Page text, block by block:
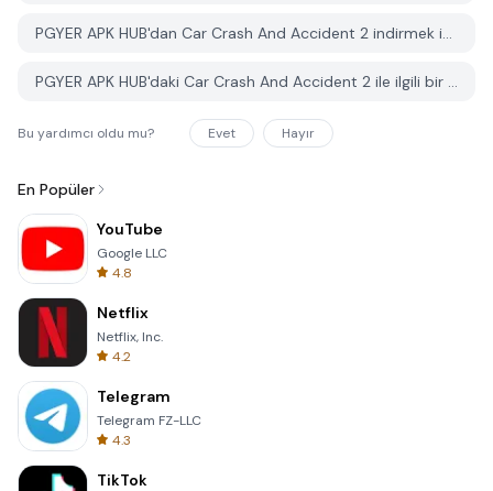
PGYER APK HUB'dan Car Crash And Accident 2 indirmek için bir hesaba ihtiyacım var mı?
PGYER APK HUB'daki Car Crash And Accident 2 ile ilgili bir sorunu nasıl bildirebilirim?
Bu yardımcı oldu mu? Evet Hayır
En Popüler
YouTube
Google LLC
4.8
Netflix
Netflix, Inc.
4.2
Telegram
Telegram FZ-LLC
4.3
TikTok